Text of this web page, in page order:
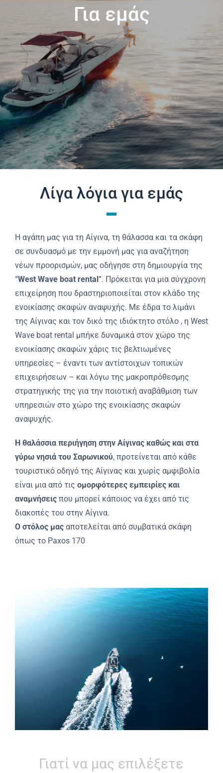
Για εμάς
Λίγα λόγια για εμάς
Η αγάπη μας για τη Αίγινα, τη θάλασσα και τα σκάφη
σε συνδυασμό με την εμμονή μας για αναζήτηση
νέων προορισμών, μας οδήγησε στη δημιουργία της
“West Wave boat rental ”. Πρόκειται για μια σύγχρονη
επιχείρηση που δραστηριοποιείται στον κλάδο της
ενοικίασης σκαφών αναψυχής. Με έδρα το λιμάνι
της Αίγινας και τον δικό της ιδιόκτητο στόλο , η West
Wave boat rental μπήκε δυναμικά στον χώρο της
ενοικίασης σκαφών χάρις τις βελτιωμένες
υπηρεσίες – έναντι των αντίστοιχων τοπικών
επιχειρήσεων – και λόγω της μακροπρόθεσμης
στρατηγικής της για την ποιοτική αναβάθμιση των
υπηρεσιών στο χώρο της ενοικίασης σκαφών
αναψυχής.
Η θαλάσσια περιήγηση στην Αίγινας καθώς και στα
γύρω νησιά του Σαρωνικού, προτείνεται από κάθε
τουριστικό οδηγό της Αίγινας και χωρίς αμφιβολία
είναι μια από τις ομορφότερες εμπειρίες και
αναμνήσειςπου μπορεί κάποιος να έχει από τις
διακοπές του στην Αίγινα.
Ο στόλος μαςαποτελείται από συμβατικά σκάφη
όπως το Paxos 170
Γιατί να μας επιλέξετε